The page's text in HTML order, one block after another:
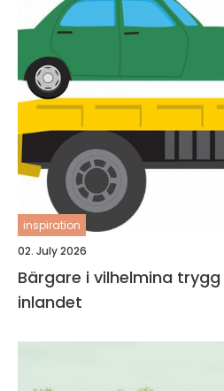
inspiration
02. July 2026
Bärgare i vilhelmina trygg hjälp på vägarna i
inlandet